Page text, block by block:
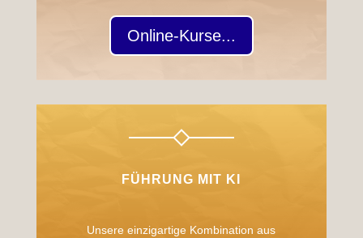
Online-Kurse...
FÜHRUNG MIT KI
Unsere einzigartige Kombination aus